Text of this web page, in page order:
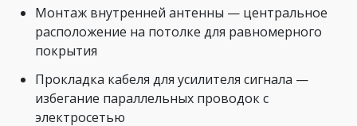
Монтаж внутренней антенны — центральное
расположение на потолке для равномерного
покрытия
Прокладка кабеля для усилителя сигнала —
избегание параллельных проводок с
электросетью